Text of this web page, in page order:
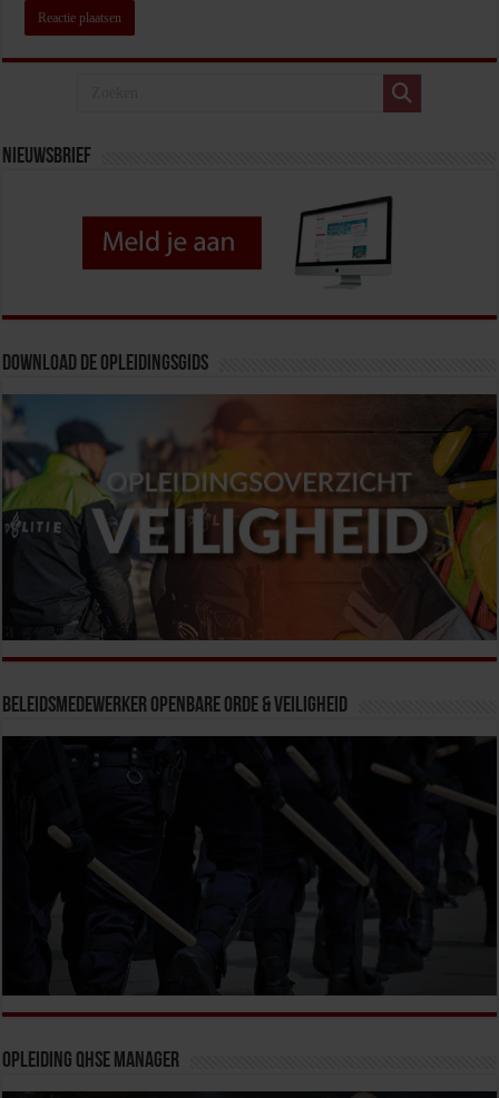
Nieuwsbrief
Download de opleidingsgids
Beleidsmedewerker Openbare Orde & Veiligheid
Opleiding QHSE Manager